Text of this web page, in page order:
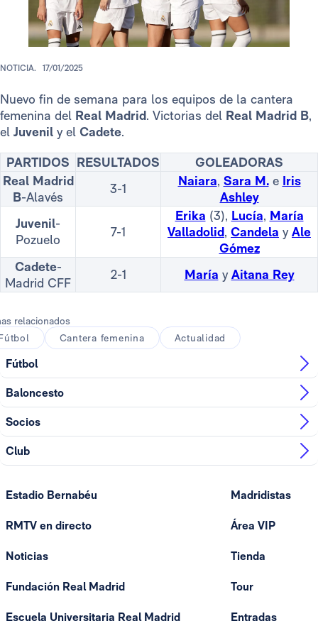
NOTICIA. 17/01/2025
Nuevo fin de semana para los equipos de la cantera
femenina del Real Madrid. Victorias del Real Madrid B,
el Juvenil y el Cadete.
PARTIDOS RESULTADOS
GOLEADORAS
Real Madrid
B-Alavés
3-1
Naiara, Sara M.e Iris
Ashley
Juvenil-
Pozuelo
7-1
Erika (3), Lucía, María
Valladolid, Candela yAle
Gómez
Cadete-
Madrid CFF
2-1 María yAitana Rey
relacionados
Cantera femenina Actualidad
Fútbol
Baloncesto
Socios
Club
Estadio Bernabéu
RMTV en directo
Noticias
Fundación Real Madrid
Escuela Universitaria Real Madrid
Madridistas
Área VIP
Tienda
Tour
Entradas